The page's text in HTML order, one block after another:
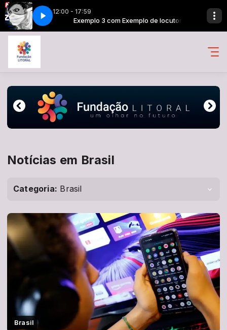
12:00 - 17:59
locutor Exemplo 3 com Exemplo de locutor
Iframe Manuel [0zISy9OkZA0]
locutora Exemplo 4 com Exemplo de locutora
Notícias em Brasil
Categoria: Brasil
Brasil